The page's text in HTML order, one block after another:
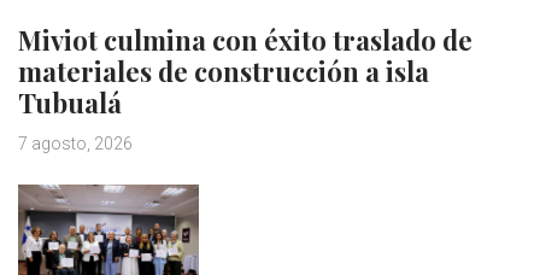
Miviot culmina con éxito traslado de
materiales de construcción a isla
Tubualá
7 agosto, 2026